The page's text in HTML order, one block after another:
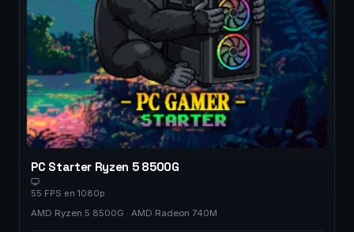
PC Starter Ryzen 5 8500G
55 FPS en 1080p
AMD Ryzen 5 8500G · AMD Radeon 740M